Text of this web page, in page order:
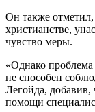
Он также
христианстве,
чувство меры.
«Однако проблема
не способен
Легойда, добавив,
помощи